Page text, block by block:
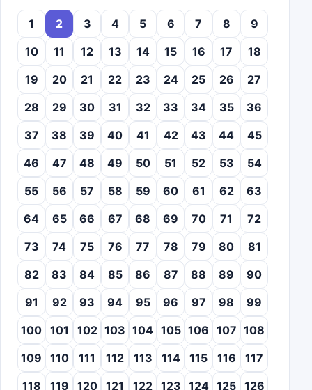
1 2 3 4 5 6 7 8
9
10
11 12 13 14 15 16 17
18
19
20 21 22 23 24 25 26
27
28
29 30 31 32 33 34 35
36
37
38 39 40 41 42 43 44
45
46
47 48 49 50 51 52 53
54
55
56 57 58 59 60 61 62
63
64
65 66 67 68 69 70 71
72
73
74 75 76 77 78 79 80
81
82
83 84 85 86 87 88 89
90
91
92 93 94 95 96 97 98
99
100 101 102 103 104 105 106 107 108
109
110 111 112 113 114 115 116
117
118
119 120 121 122 123 124 125 126